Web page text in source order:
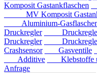
Komposit Gastankflaschen
MV Komposit
Aluminium-
Druckregler
Druckregler
Druckregler
Crashsensor
Gasventile
Additive
Klebstoffe
Anfrage